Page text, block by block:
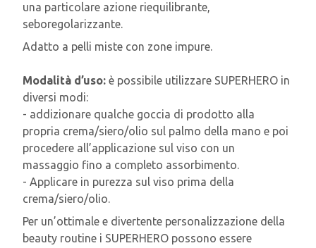
una particolare azione riequilibrante,
seboregolarizzante.
Adatto a pelli miste con zone impure.
Modalità d’uso: è possibile utilizzare SUPERHERO in
diversi modi:
- addizionare qualche goccia di prodotto alla
propria crema/siero/olio sul palmo della mano e poi
procedere all’applicazione sul viso con un
massaggio fino a completo assorbimento.
- Applicare in purezza sul viso prima della
crema/siero/olio.
Per un’ottimale e divertente personalizzazione della
beauty routine i SUPERHERO possono essere